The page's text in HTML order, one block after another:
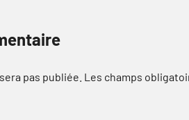
pas publiée. Les champs